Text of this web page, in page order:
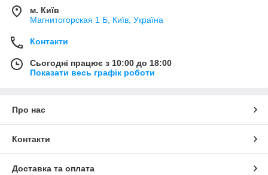
м. Київ
Магнитогорская 1 Б, Київ, Україна
Контакти
Сьогодні працює з 10:00 до 18:00
Показати весь графік роботи
Про нас
Контакти
Доставка та оплата